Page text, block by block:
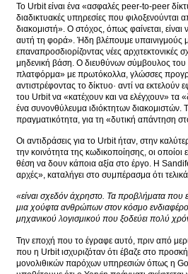
Το Urbit είναι ένα «ασφαλές peer-to-peer
διαδικτυακές υπηρεσίες που
διακομιστή». Ο στόχος, όπως φαίνεται,
αυτή τη φορά». Ήδη βλέπουμε υπαινιγμούς
επαναπροσδιορίζοντας νέες
μηδενική βάση. Ο διευθύνων σύμβουλος του
πλατφόρμα» με πρωτόκολλα, γλώσσες
αντιστρέφοντας το δίκτυο· αντί να
του Urbit να «κατέχουν και να ελέγχουν» τα
ένα συνονθύλευμα ιδιόκτητων διακομιστών.
πραγματικότητα, για τη «δυτική απάντηση
Οι αντιδράσεις για το Urbit ήταν, στην
την κοινότητα της κωδικοποίησης, οι οποίοι
θέση να δουν κάποια αξία στο έργο. Η
αρχές», καταλήγει στο συμπέρασμα ότι
«είναι σχεδόν άχρηστο. Τα προβλήματα που
μια χούφτα ανθρώπων στον κόσμο
μηχανικού λογισμικού που ξοδεύει πολύ
Την εποχή που το έγραφε αυτό, πριν από
που η Urbit ισχυριζόταν ότι έβαζε στο
μονολιθικών παρόχων υπηρεσιών όπως η